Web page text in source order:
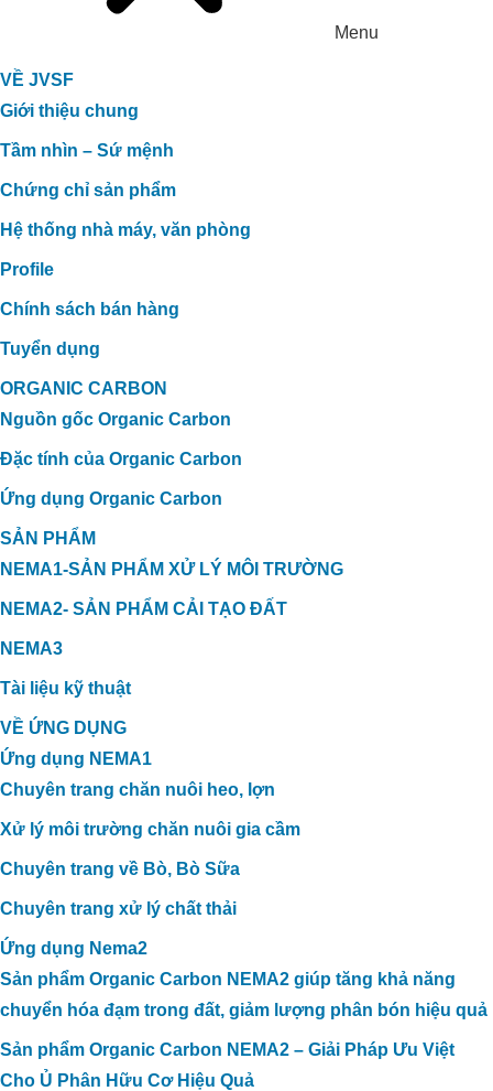
Menu
VỀ JVSF
Giới thiệu chung
Tầm nhìn – Sứ mệnh
Chứng chỉ sản phẩm
Hệ thống nhà máy, văn phòng
Profile
Chính sách bán hàng
Tuyển dụng
ORGANIC CARBON
Nguồn gốc Organic Carbon
Đặc tính của Organic Carbon
Ứng dụng Organic Carbon
SẢN PHẨM
NEMA1-SẢN PHẨM XỬ LÝ MÔI TRƯỜNG
NEMA2- SẢN PHẨM CẢI TẠO ĐẤT
NEMA3
Tài liệu kỹ thuật
VỀ ỨNG DỤNG
Ứng dụng NEMA1
Chuyên trang chăn nuôi heo, lợn
Xử lý môi trường chăn nuôi gia cầm
Chuyên trang về Bò, Bò Sữa
Chuyên trang xử lý chất thải
Ứng dụng Nema2
Sản phẩm Organic Carbon NEMA2 giúp tăng khả năng
chuyển hóa đạm trong đất, giảm lượng phân bón hiệu quả
Sản phẩm Organic Carbon NEMA2 – Giải Pháp Ưu Việt
Cho Ủ Phân Hữu Cơ Hiệu Quả